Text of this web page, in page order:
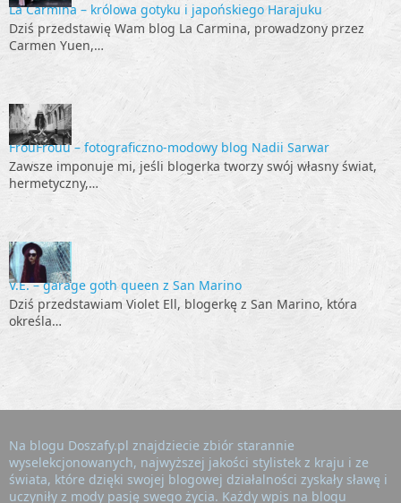
La Carmina – królowa gotyku i japońskiego Harajuku
Dziś przedstawię Wam blog La Carmina, prowadzony przez
Carmen Yuen,…
FrouFrouu – fotograficzno-modowy blog Nadii Sarwar
Zawsze imponuje mi, jeśli blogerka tworzy swój własny świat,
hermetyczny,…
V.E. – garage goth queen z San Marino
Dziś przedstawiam Violet Ell, blogerkę z San Marino, która
określa…
Na blogu Doszafy.pl znajdziecie zbiór starannie
wyselekcjonowanych, najwyższej jakości stylistek z kraju i ze
świata, które dzięki swojej blogowej działalności zyskały sławę i
uczyniły z mody pasję swego życia. Każdy wpis na blogu